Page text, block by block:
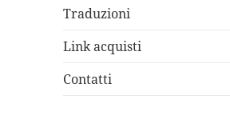
Traduzioni
Link acquisti
Contatti